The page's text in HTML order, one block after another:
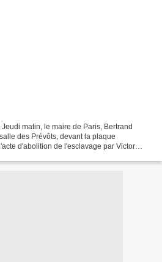
matin, le maire de Paris, Bertrand
des Prévôts, devant la plaque
d'abolition de l'esclavage par Victor